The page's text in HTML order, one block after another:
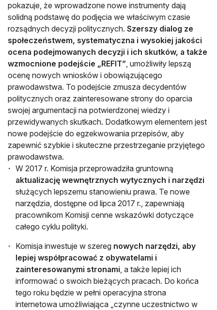
pokazuje, że wprowadzone nowe instrumenty dają
solidną podstawę do podjęcia we właściwym czasie
rozsądnych decyzji politycznych. Szerszy dialog ze
społeczeństwem, systematyczna i wysokiej jakości
ocena podejmowanych decyzji i ich skutków, a także
wzmocnione podejście „REFIT”, umożliwiły lepszą
ocenę nowych wniosków i obowiązującego
prawodawstwa. To podejście zmusza decydentów
politycznych oraz zainteresowane strony do oparcia
swojej argumentacji na potwierdzonej wiedzy i
przewidywanych skutkach. Dodatkowym elementem jest
nowe podejście do egzekwowania przepisów, aby
zapewnić szybkie i skuteczne przestrzeganie przyjętego
prawodawstwa.
W 2017 r. Komisja przeprowadziła gruntowną
aktualizację wewnętrznych wytycznych i narzędzi
służących lepszemu stanowieniu prawa. Te nowe
narzędzia, dostępne od lipca 2017 r., zapewniają
pracownikom Komisji cenne wskazówki dotyczące
całego cyklu polityki.
Komisja inwestuje w szereg nowych narzędzi, aby
lepiej współpracować z obywatelami i
zainteresowanymi stronami, a także lepiej ich
informować o swoich bieżących pracach. Do końca
tego roku będzie w pełni operacyjna strona
internetowa umożliwiająca „czynne uczestnictwo w